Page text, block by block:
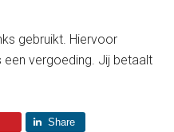
gebruikt. Hiervoor
een vergoeding. Jij betaalt
Share